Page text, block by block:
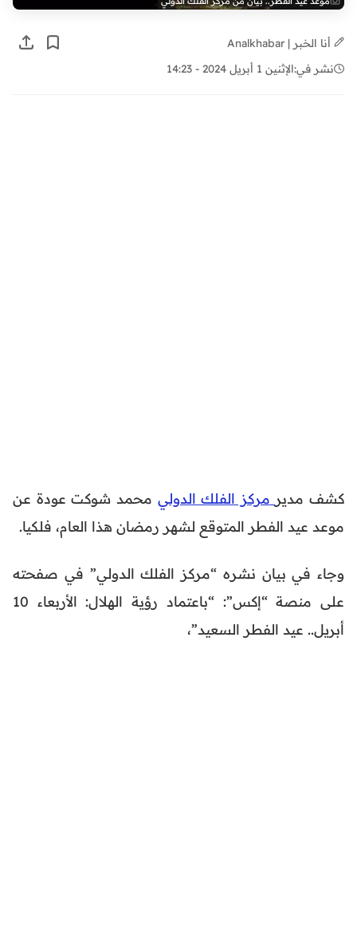
أنا الخبر | Analkhabar
نشر في:الإثنين 1 أبريل 2024 - 14:23
كشف مدير مركز الفلك الدولي محمد شوكت عودة عن
موعد عيد الفطر المتوقع لشهر رمضان هذا العام، فلكيا.
وجاء في بيان نشره “مركز الفلك الدولي” في صفحته
على منصة “إكس”: “باعتماد رؤية الهلال: الأربعاء 10
أبريل.. عيد الفطر السعيد”،